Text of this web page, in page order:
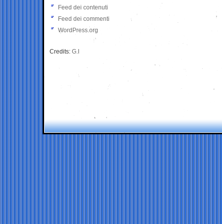
Feed dei contenuti
Feed dei commenti
WordPress.org
Credits: G.I